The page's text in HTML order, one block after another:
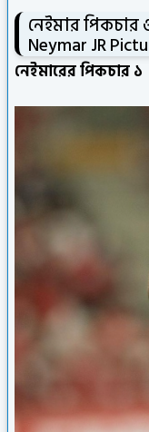
নেইমার
Neymar JR
নেইমারের পিকচার ১